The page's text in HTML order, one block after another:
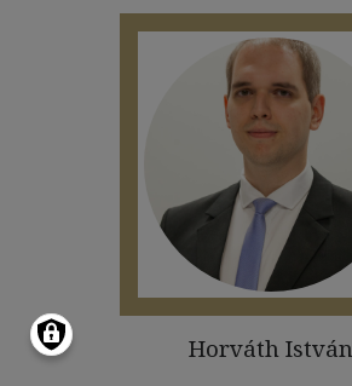
Horváth István